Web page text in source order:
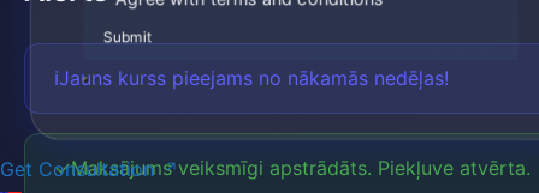
Submit
Get Consultation
ℹ️Jauns kurss pieejams no nākamās nedēļas!
✓Maksājums veiksmīgi apstrādāts. Piekļuve atvērta.